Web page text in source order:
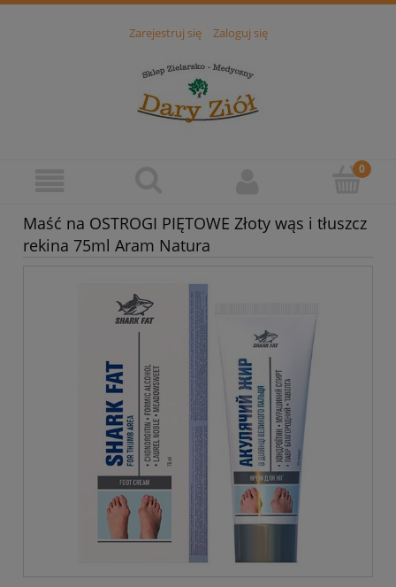
Zarejestruj się Zaloguj się
Maść na OSTROGI PIĘTOWE Złoty wąs i tłuszcz
rekina 75ml Aram Natura